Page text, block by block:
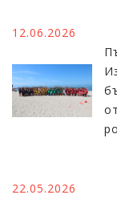
12.06.2026
22.05.2026